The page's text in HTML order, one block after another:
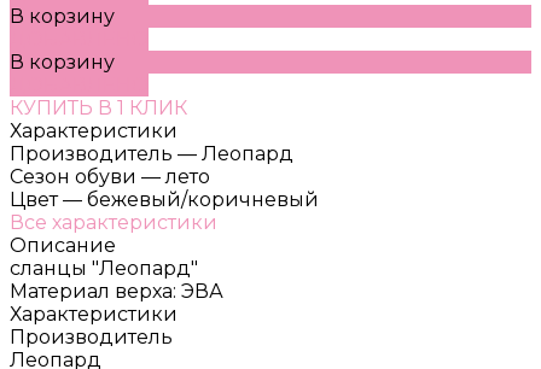
В корзину
В корзину
КУПИТЬ В 1 КЛИК
Характеристики
Производитель — Леопард
Сезон обуви — лето
Цвет — бежевый/коричневый
Все характеристики
Описание
сланцы "Леопард"
Материал верха: ЭВА
Характеристики
Производитель
Леопард